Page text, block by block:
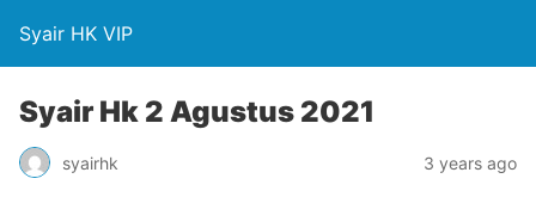
Syair HK VIP
Syair Hk 2 Agustus 2021
syairhk 3 years ago